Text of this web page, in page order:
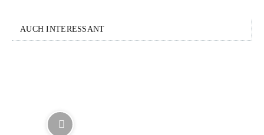
AUCH INTERESSANT